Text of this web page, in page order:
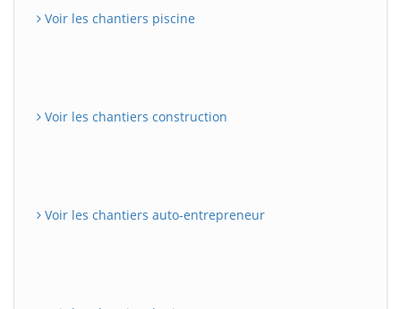
Voir les chantiers piscine
Voir les chantiers construction
Voir les chantiers auto-entrepreneur